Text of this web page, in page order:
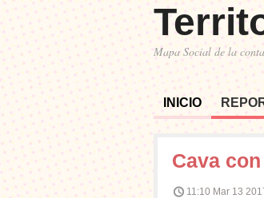
Mapa Social de la
INICIO
Cava
11:10 Mar 13